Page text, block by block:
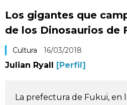
Tecnología
Vida
Guía de Japón
Los gigantes que
de los Dinosaurios de
Cultura 16/03/2018
Julian Ryall [Perfil]
La prefectura de Fukui, en